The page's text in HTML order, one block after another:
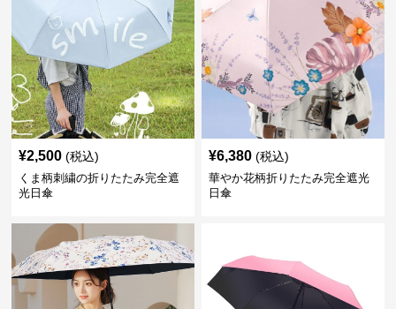
¥2,500 (税込)
くま柄刺繍の折りたたみ完全遮
光日傘
¥6,380 (税込)
華やか花柄折りたたみ完全遮光
日傘